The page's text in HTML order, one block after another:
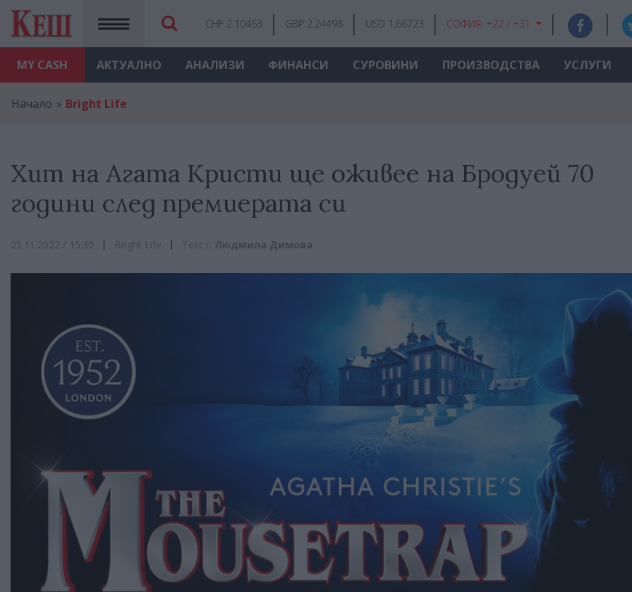
MY CASH
CHF 2.10463 GBP 2.24498 USD 1.66723 СОФИЯ: +22 / +31
АКТУАЛНО АНАЛИЗИ ФИНАНСИ СУРОВИНИ ПРОИЗВОДСТВА УСЛУГИ
Начало Bright Life
Хит на Агата Кристи ще оживее на Бродуей 70
години след премиерата си
25.11.2022 / 15:30 Bright Life Текст: Людмила Димова